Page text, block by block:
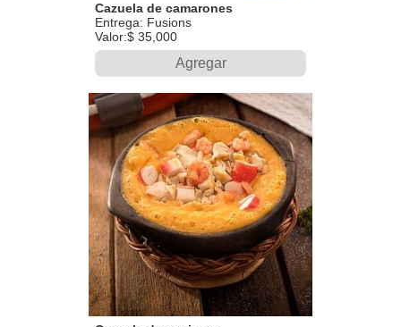
Cazuela de camarones
Entrega: Fusions
Valor:$ 35,000
Agregar